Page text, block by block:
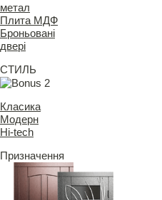
метал
Плита МДФ
Броньовані
двері
СТИЛЬ
Класика
Модерн
Hi-tech
Призначення